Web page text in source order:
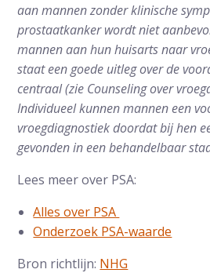
aan mannen zonder klinische
prostaatkanker wordt niet
mannen aan hun huisarts naar
staat een goede uitleg over de
centraal (zie Counseling over
Individueel kunnen mannen een
vroegdiagnostiek doordat bij hen
gevonden in een behandelbaar
Lees meer over PSA:
Alles over PSA
Onderzoek PSA-waarde
Bron richtlijn: NHG